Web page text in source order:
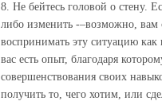
8. Не бейтесь головой о стену.
либо изменить -–возможно, вам
воспринимать эту ситуацию как
вас есть опыт, благодаря
совершенствования своих
получить то, чего хотим, или